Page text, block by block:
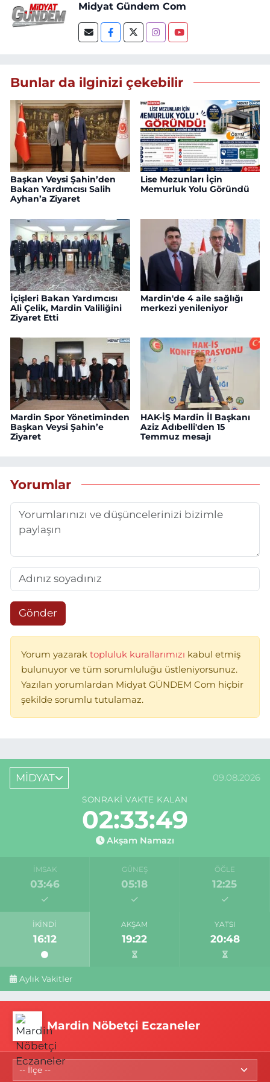
Midyat Gündem Com
Bunlar da ilginizi çekebilir
Başkan Veysi Şahin’den
Bakan Yardımcısı Salih
Ayhan’a Ziyaret
Lise Mezunları İçin
Memurluk Yolu Göründü
İçişleri Bakan Yardımcısı
Ali Çelik, Mardin Valiliğini
Ziyaret Etti
Mardin'de 4 aile sağlığı
merkezi yenileniyor
Mardin Spor Yönetiminden
Başkan Veysi Şahin’e
Ziyaret
HAK-İŞ Mardin İl Başkanı
Aziz Adıbelli'den 15
Temmuz mesajı
Yorumlar
Gönder
Yorum yazarak topluluk kurallarımızı kabul etmiş
bulunuyor ve tüm sorumluluğu üstleniyorsunuz.
Yazılan yorumlardan Midyat GÜNDEM Com hiçbir
şekilde sorumlu tutulamaz.
MİDYAT 09.08.2026
SONRAKI VAKTE KALAN
02:33:49
Akşam Namazı
İMSAK
03:46
GÜNEŞ
05:18
ÖĞLE
12:25
İKINDI
16:12
AKŞAM
19:22
YATSI
20:48
Aylık Vakitler
Mardin Nöbetçi Eczaneler